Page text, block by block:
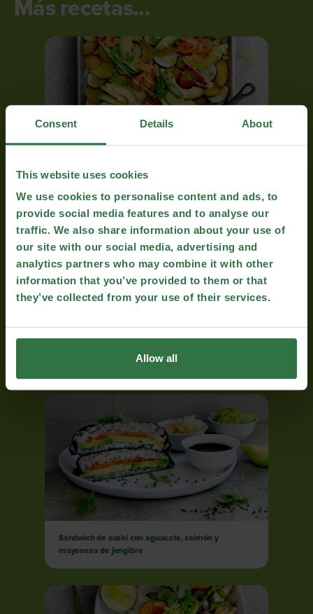
Consent Details About
This website uses cookies
We use cookies to personalise content and ads, to
provide social media features and to analyse our
traffic. We also share information about your use of
our site with our social media, advertising and
analytics partners who may combine it with other
information that you’ve provided to them or that
they’ve collected from your use of their services.
Allow all
Más recetas...
Tarta de aguacate con salmón y salsa holandesa
Tacos de pollo deshuesado a la barbacoa
Sándwich de sushi con aguacate, salmón y
mayonesa de jengibre